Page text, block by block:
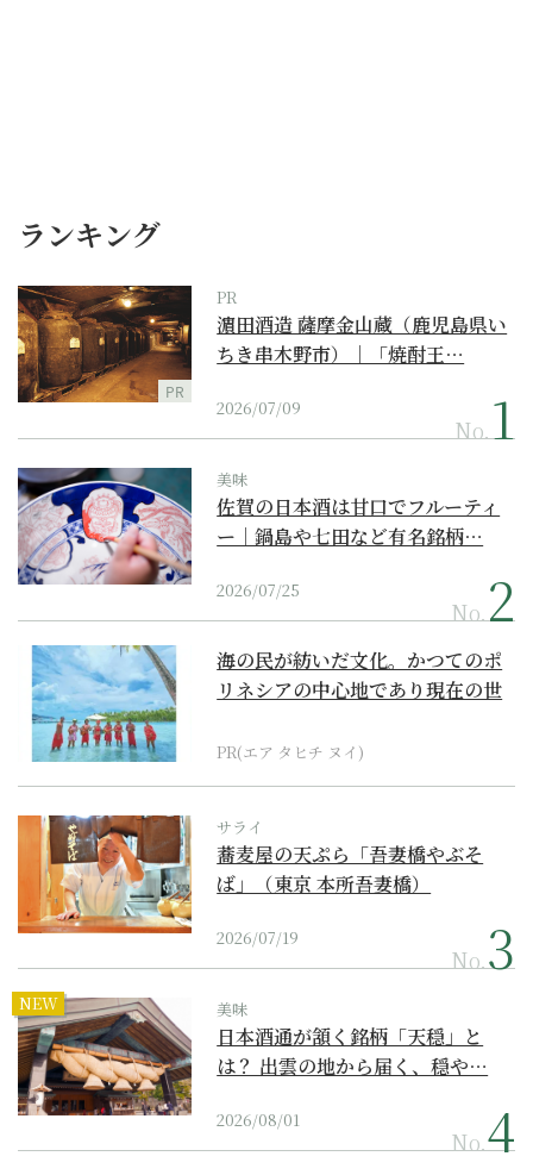
ランキング
PR
PR
濵田酒造 薩摩金山蔵（鹿児島県い
ちき串木野市）｜「焼酎王…
2026/07/09
No.
美味
佐賀の日本酒は甘口でフルーティ
ー｜鍋島や七田など有名銘柄…
2026/07/25
No.
海の民が紡いだ文化。かつてのポ
リネシアの中心地であり現在の世
PR(エア タヒチ ヌイ)
サライ
蕎麦屋の天ぷら「吾妻橋やぶそ
ば」（東京 本所吾妻橋）
2026/07/19
No.
NEW 美味
日本酒通が頷く銘柄「天穏」と
は？ 出雲の地から届く、穏や…
2026/08/01
No.